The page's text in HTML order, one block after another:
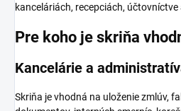
kanceláriách, recepciách, účtovníctve
Pre koho je skriňa
Kancelárie a
Skriňa je vhodná na uloženie zmlúv,